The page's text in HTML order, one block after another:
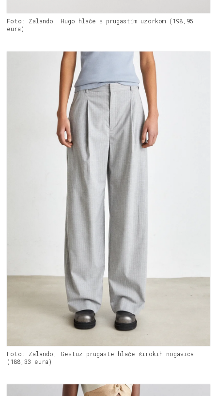
Foto: Zalando, Hugo hlače s prugastim uzorkom (198,95
eura)
Foto: Zalando, Gestuz prugaste hlače širokih nogavica
(188,33 eura)